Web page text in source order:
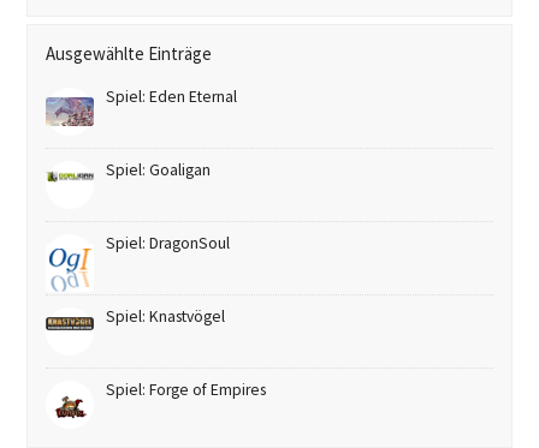
Ausgewählte Einträge
Spiel: Eden Eternal
Spiel: Goaligan
Spiel: DragonSoul
Spiel: Knastvögel
Spiel: Forge of Empires